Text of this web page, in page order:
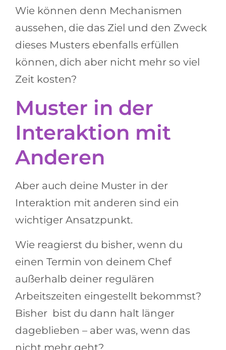
Wie können denn Mechanismen
aussehen, die das Ziel und den Zweck
dieses Musters ebenfalls erfüllen
können, dich aber nicht mehr so viel
Zeit kosten?
Muster in der
Interaktion mit
Anderen
Aber auch deine Muster in der
Interaktion mit anderen sind ein
wichtiger Ansatzpunkt.
Wie reagierst du bisher, wenn du
einen Termin von deinem Chef
außerhalb deiner regulären
Arbeitszeiten eingestellt bekommst?
Bisher bist du dann halt länger
dageblieben – aber was, wenn das
nicht mehr geht?